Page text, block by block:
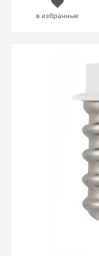
в избранные